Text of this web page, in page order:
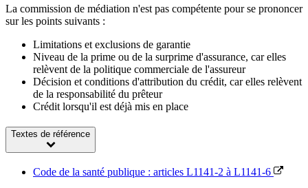
La commission de médiation n'est pas compétente pour se prononcer
sur les points suivants :
Limitations et exclusions de garantie
Niveau de la prime ou de la surprime d'assurance, car elles
relèvent de la politique commerciale de l'assureur
Décision et conditions d'attribution du crédit, car elles relèvent
de la responsabilité du prêteur
Crédit lorsqu'il est déjà mis en place
Textes de référence
Code de la santé publique : articles L1141-2 à L1141-6